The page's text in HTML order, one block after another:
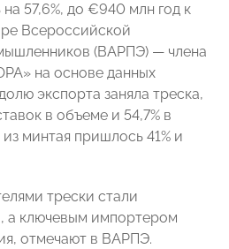
57,6%, до €940 млн год к
Всероссийской
(ВАРПЭ) — члена
на основе данных
экспорта заняла треска,
в объеме и 54,7% в
минтая пришлось 41% и
трески стали
а ключевым импортером
отмечают в ВАРПЭ.